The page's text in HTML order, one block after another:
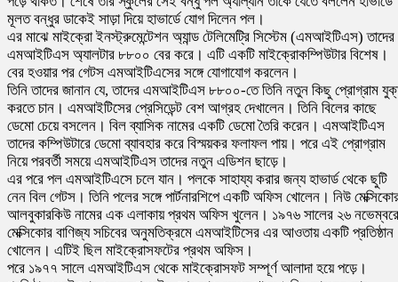
মূলত বন্ধুর ডাকেই সাড়া দিয়ে হাভার্ডে যোগ দিলেন পল।
এর মাঝে মাইক্রো ইনস্ট্রুমেন্টেশন অ্যান্ড টেলিমেট্রি সিস্টেম (এমআইটিএস) তাদের
এমআইটিএস অ্যালটার ৮৮০০ বের করে। এটি একটি মাইক্রোকম্পিউটার বিশেষ।
বের হওয়ার পর গেটস এমআইটিএসের সঙ্গে যোগাযোগ করলেন।
তিনি তাদের জানান যে, তাদের এমআইটিএস ৮৮০০-তে তিনি নতুন কিছু প্রোগ্রাম
করতে চান। এমআইটিসের প্রেসিডেন্ট বেশ আগ্রহ দেখালেন। তিনি বিলের কাছে
ডেমো চেয়ে বসলেন। বিল ব্যাসিক নামের একটি ডেমো তৈরি করেন। এমআইটিএস
তাদের কম্পিউটারে ডেমো ব্যাবহার করে বিস্ময়কর ফলাফল পায়। পরে এই প্রোগ্রাম
নিয়ে পরবর্তী সময়ে এমআইটিএস তাদের নতুন এডিশন ছাড়ে।
এর পরে পল এমআইটিএসে চলে যান। পলকে সাহায্য করার জন্য হাভার্ড থেকে ছুটি
নেন বিল গেটস। তিনি পলের সঙ্গে পার্টনারশিপে একটি অফিস খোলেন। নিউ
আলবুকারকিউ নামের এক এলাকায় প্রথম অফিস খুলেন। ১৯৭৬ সালের ২৬ নভেম্বরে
মেক্সিকোর বাণিজ্য সচিবের অনুমতিক্রমে এমআইটিসের এর আওতায় একটি প্রতিষ্ঠান
খোলেন। এটিই ছিল মাইক্রোসফটের প্রথম অফিস।
পরে ১৯৭৭ সালে এমআইটিএস থেকে মাইক্রোসফট সম্পূর্ণ আলাদা হয়ে পড়ে।